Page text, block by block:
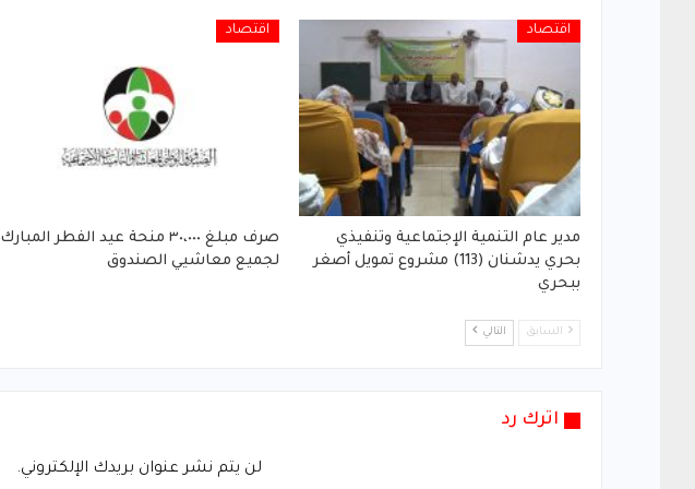
اقتصاد
مدير عام التنمية الإجتماعية وتنفيذي
بحري يدشنان (113) مشروع تمويل أصغر
ببحري
اقتصاد
صرف مبلغ ٣٠،٠٠٠ منحة عيد الفطر المبارك
لجميع معاشيي الصندوق
السابق التالي
اترك رد
لن يتم نشر عنوان بريدك الإلكتروني.